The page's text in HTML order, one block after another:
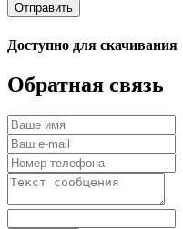
Отправить
Доступно для скачивания
Обратная связь